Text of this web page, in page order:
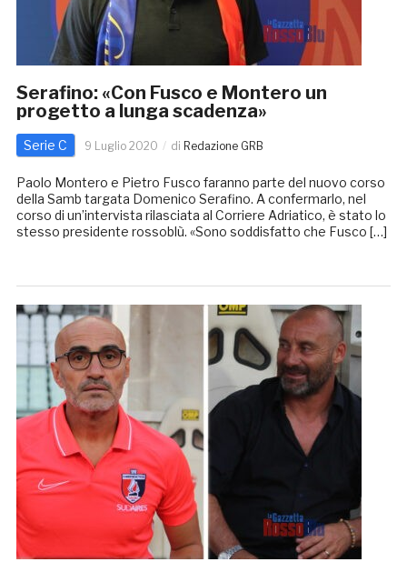
Serafino: «Con Fusco e Montero un
progetto a lunga scadenza»
Serie C 9 Luglio 2020 di Redazione GRB
Paolo Montero e Pietro Fusco faranno parte del nuovo corso
della Samb targata Domenico Serafino. A confermarlo, nel
corso di un’intervista rilasciata al Corriere Adriatico, è stato lo
stesso presidente rossoblù. «Sono soddisfatto che Fusco […]